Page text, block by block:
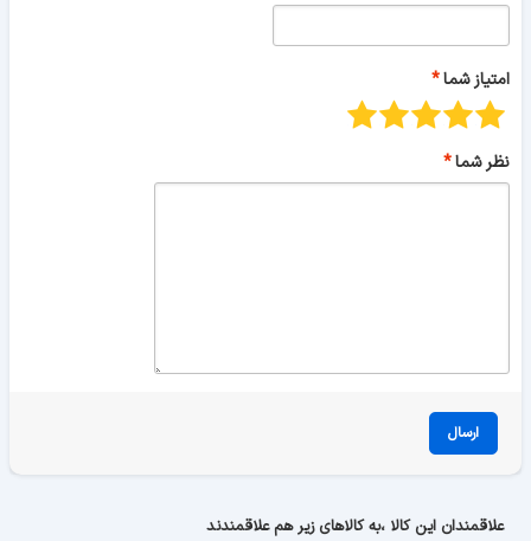
امتیاز شما
نظر شما
ارسال
علاقمندان این کالا ،به کالاهای زیر هم علاقمندند